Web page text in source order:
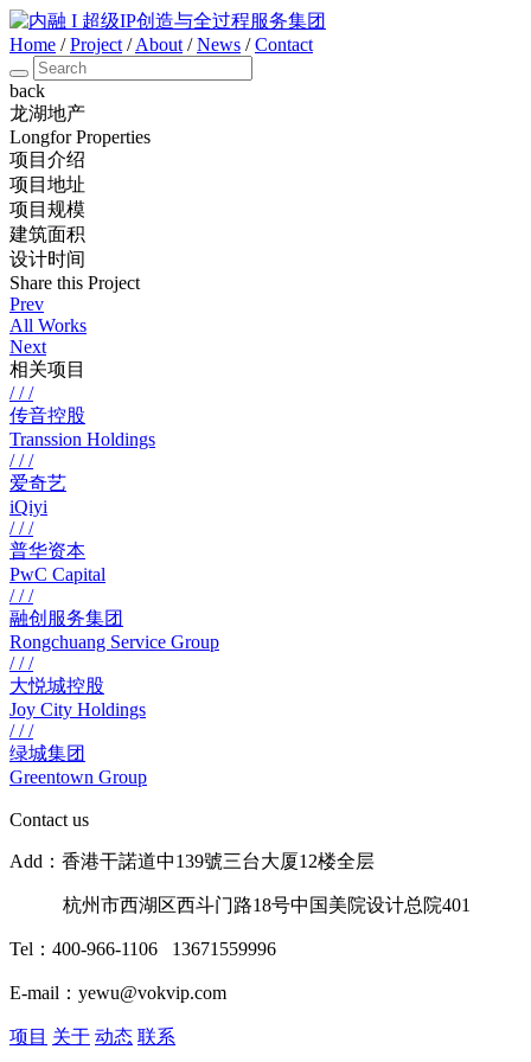
Home /Project /About /News /Contact
back
龙湖地产
Longfor Properties
项目介绍
项目地址
项目规模
建筑面积
设计时间
Share this Project
Prev
All Works
Next
相关项目
/ / /
传音控股
Transsion Holdings
/ / /
爱奇艺
iQiyi
/ / /
普华资本
PwC Capital
/ / /
融创服务集团
Rongchuang Service Group
/ / /
大悦城控股
Joy City Holdings
/ / /
绿城集团
Greentown Group
Contact us
Add：香港干諾道中139號三台大厦12楼全层
杭州市西湖区西斗门路18号中国美院设计总院401
Tel：400-966-1106 13671559996
E-mail：yewu@vokvip.com
项目 关于 动态 联系